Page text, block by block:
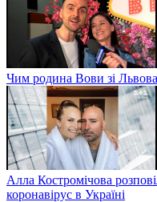
Чим родина Вови зі
Алла Костромічова
коронавірус в Україні